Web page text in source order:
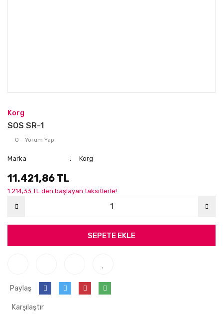
Korg
SOS SR-1
0 - Yorum Yap
Marka Korg
11.421,86 TL
1.214,33 TL den başlayan taksitlerle!
SEPETE EKLE
Paylaş
Karşılaştır